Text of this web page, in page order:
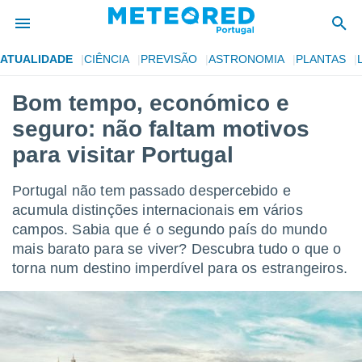
da
foi
para
fornecidas
das
digital
ATUALIDADE CIÊNCIA PREVISÃO ASTRONOMIA PLANTAS
Bom tempo, económico e
seguro: não faltam motivos
para visitar Portugal
Portugal não tem passado despercebido e
acumula distinções internacionais em vários
campos. Sabia que é o segundo país do mundo
mais barato para se viver? Descubra tudo o que o
torna num destino imperdível para os estrangeiros.